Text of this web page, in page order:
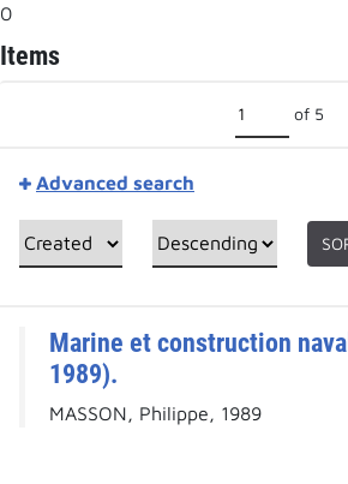
0
Items
of 5
Advanced search
Marine et construction
1989).
MASSON, Philippe, 1989